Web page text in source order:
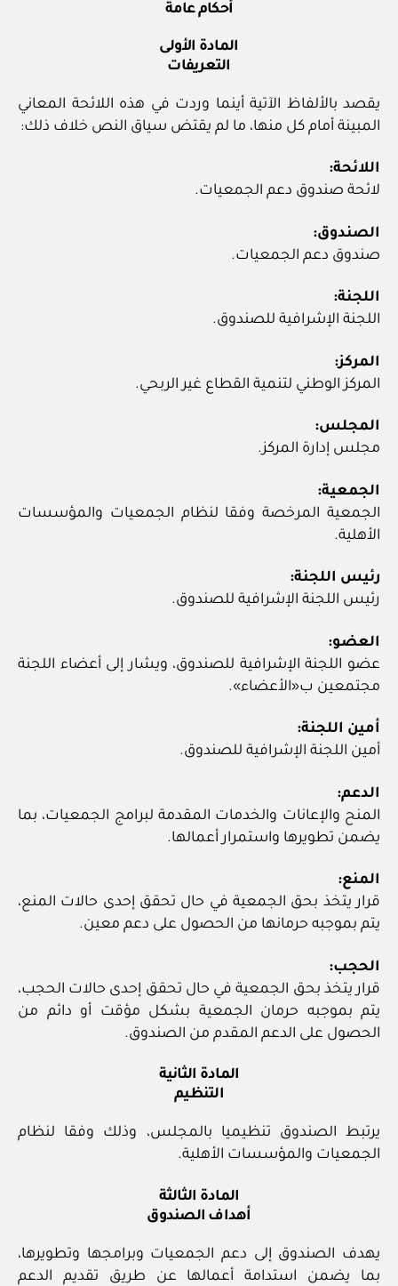
أحكام عامة
المادة الأولى
التعريفات
يقصد بالألفاظ الآتية أينما وردت في هذه اللائحة المعاني
المبينة أمام كل منها، ما لم يقتض سياق النص خلاف ذلك:
اللائحة:
لائحة صندوق دعم الجمعيات.
الصندوق:
صندوق دعم الجمعيات.
اللجنة:
اللجنة الإشرافية للصندوق.
المركز:
المركز الوطني لتنمية القطاع غير الربحي.
المجلس:
مجلس إدارة المركز.
الجمعية:
الجمعية المرخصة وفقا لنظام الجمعيات والمؤسسات
الأهلية.
رئيس اللجنة:
رئيس اللجنة الإشرافية للصندوق.
العضو:
عضو اللجنة الإشرافية للصندوق، ويشار إلى أعضاء اللجنة
مجتمعين ب«الأعضاء».
أمين اللجنة:
أمين اللجنة الإشرافية للصندوق.
الدعم:
المنح والإعانات والخدمات المقدمة لبرامج الجمعيات، بما
يضمن تطويرها واستمرار أعمالها.
المنع:
قرار يتخذ بحق الجمعية في حال تحقق إحدى حالات المنع،
يتم بموجبه حرمانها من الحصول على دعم معين.
الحجب:
قرار يتخذ بحق الجمعية في حال تحقق إحدى حالات الحجب،
يتم بموجبه حرمان الجمعية بشكل مؤقت أو دائم من
الحصول على الدعم المقدم من الصندوق.
المادة الثانية
التنظيم
يرتبط الصندوق تنظيميا بالمجلس، وذلك وفقا لنظام
الجمعيات والمؤسسات الأهلية.
المادة الثالثة
أهداف الصندوق
يهدف الصندوق إلى دعم الجمعيات وبرامجها وتطويرها،
بما يضمن استدامة أعمالها عن طريق تقديم الدعم